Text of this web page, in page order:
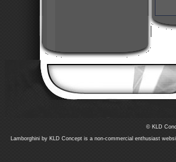
© KLD
Lamborghini by KLD Concept is a non-commercial enthusiast